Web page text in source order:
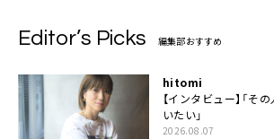
Editor’s Picks 編集部おすすめ
hitomi
【インタビュー】「そ
いたい」
2026.08.07